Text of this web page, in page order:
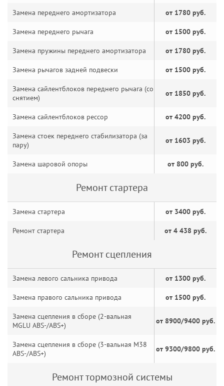
Замена переднего амортизатора от 1780 руб.
Замена переднего рычага от 1500 руб.
Замена пружины переднего амортизатора от 1780 руб.
Замена рычагов задней подвески от 1500 руб.
Замена сайлентблоков переднего рычага (со
снятием)
от 1850 руб.
Замена сайлентблоков рессор от 4200 руб.
Замена стоек переднего стабилизатора (за
пару)
от 1603 руб.
Замена шаровой опоры от 800 руб.
Ремонт стартера
Замена стартера от 3400 руб.
Ремонт стартера от 4 438 руб.
Ремонт сцепления
Замена левого сальника привода от 1300 руб.
Замена правого сальника привода от 1500 руб.
Замена сцепления в сборе (2-вальная
MGLU ABS-/ABS+)
от 8900/9400 руб.
Замена сцепления в сборе (3-вальная M38
ABS-/ABS+)
от 9300/9800 руб.
Ремонт тормозной системы